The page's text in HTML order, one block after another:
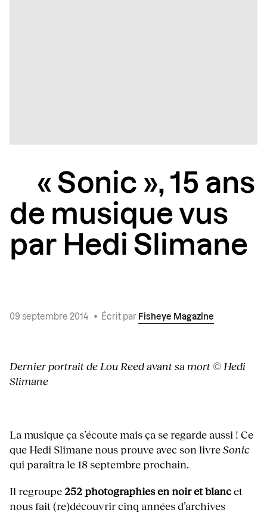
« Sonic », 15 ans
de musique vus
par Hedi Slimane
09 septembre 2014 • Écrit par Fisheye Magazine
Dernier portrait de Lou Reed avant sa mort © Hedi
Slimane
La musique ça s’écoute mais ça se regarde aussi ! Ce
que Hedi Slimane nous prouve avec son livreSonic
qui paraîtra le 18 septembre prochain.
Il regroupe 252 photographies en noir et blancet
nous fait (re)découvrir cinq années d’archives